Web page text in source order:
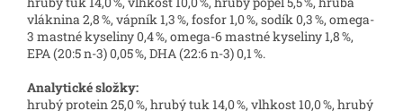
vláknina 2,8 %, vápník 1,3 %, fosfor 1,0 %, sodík 0,3 %, omega-
3 mastné kyseliny 0,4 %, omega-6 mastné kyseliny 1,8 %,
EPA (20:5 n-3) 0,05 %, DHA (22:6 n-3) 0,1 %.
Analytické složky:
hrubý protein 25,0 %, hrubý tuk 14,0 %, vlhkost 10,0 %, hrubý